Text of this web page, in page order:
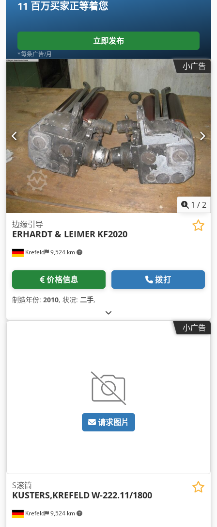
11 百万买家正等着您
立即发布
*每条广告/月
小广告
1 /2
Krefeld 9,524 km
边缘引导
ERHARDT & LEIMER KF2020
价格信息 拨打
制造年份: 2010, 状况: 二手,
小广告
请求图片
Krefeld 9,524 km
S滚筒
KUSTERS,KREFELDW-222.11/1800